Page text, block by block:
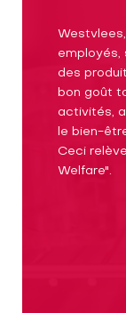
employés,
des
bon goût
activités,
le bien-
Ceci
Welfare".